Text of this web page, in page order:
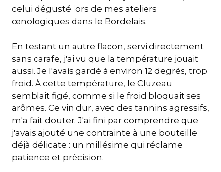
celui dégusté lors de mes ateliers
œnologiques dans le Bordelais.
En testant un autre flacon, servi directement
sans carafe, j'ai vu que la température jouait
aussi. Je l'avais gardé à environ 12 degrés, trop
froid. À cette température, le Cluzeau
semblait figé, comme si le froid bloquait ses
arômes. Ce vin dur, avec des tannins agressifs,
m'a fait douter. J'ai fini par comprendre que
j'avais ajouté une contrainte à une bouteille
déjà délicate : un millésime qui réclame
patience et précision.